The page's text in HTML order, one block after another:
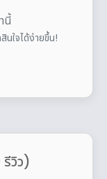
นี้
นใจได้ง่ายขึ้น!
วิว)